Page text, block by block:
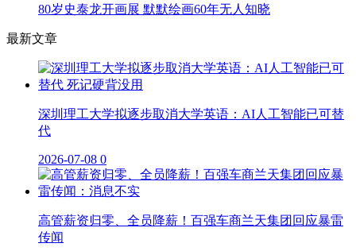
80岁史泰龙开画展 默默绘画60年无人知晓
最新文章
深圳理工大学拟逐步取消大学英语：AI人工智能已可替
代
2026-07-08 0
高管薪资归零、全员降薪！百强车商兰天集团回应暴雷
传闻